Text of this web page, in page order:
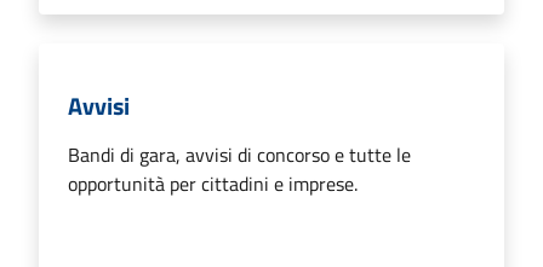
Avvisi
Bandi di gara, avvisi di concorso e tutte le
opportunità per cittadini e imprese.